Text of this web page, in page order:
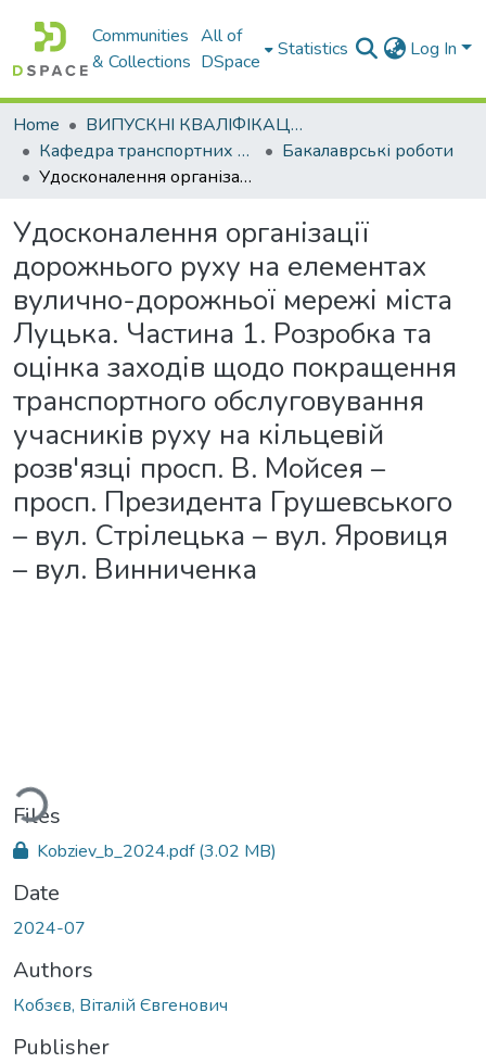
Communities
& Collections
All of
DSpace
Statistics Log In
Home
ВИПУСКНІ КВАЛІФІКАЦІЙНІ РОБОТИ
Кафедра транспортних систем і логістики
Бакалаврські роботи
Удосконалення організації дорожнього руху на елементах вулично-дорожньої мережі міста Луцька. Частина 1. Розробка та оцінка заходів щодо покращення транспортного обслуговування учасників руху на кільцевій розв'язці просп. В. Мойсея – просп. Президента Грушевського – вул. Стрілецька – вул. Яровиця – вул. Винниченка
Удосконалення організації
дорожнього руху на елементах
вулично-дорожньої мережі міста
Луцька. Частина 1. Розробка та
оцінка заходів щодо покращення
транспортного обслуговування
учасників руху на кільцевій
розв'язці просп. В. Мойсея –
просп. Президента Грушевського
– вул. Стрілецька – вул. Яровиця
– вул. Винниченка
Files
Kobziev_b_2024.pdf(3.02 MB)
Date
2024-07
Authors
Кобзєв, Віталій Євгенович
Publisher